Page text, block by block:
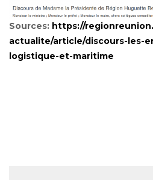
Sources: https://
actualite/article/discours-les-
logistique-et-maritime